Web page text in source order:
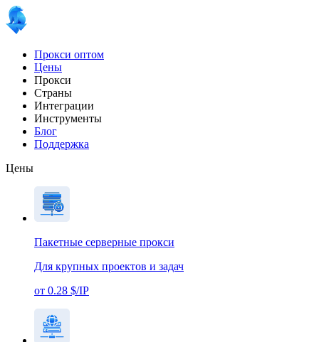
Прокси оптом
Цены
Прокси
Страны
Интеграции
Инструменты
Блог
Поддержка
Цены
Пакетные серверные прокси
Для крупных проектов и задач
от 0.28 $/IP